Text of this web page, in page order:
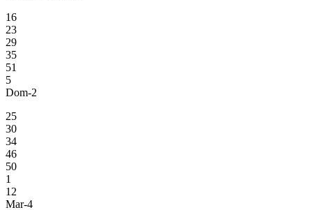
16
23
29
35
51
5
Dom-2
25
30
34
46
50
1
12
Mar-4